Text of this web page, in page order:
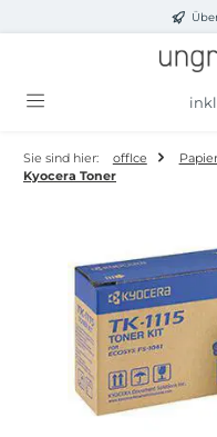
Zum Hauptinhalt springen
Sie sind hier: offIce
Kyocera Toner